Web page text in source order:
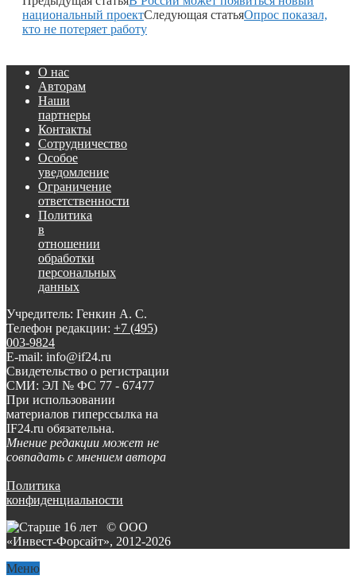
национальный проектСледующая статьяОпрос показал,
кто не потеряет работу
О нас
Авторам
Наши
партнеры
Контакты
Сотрудничество
Особое
уведомление
Ограничение
ответственности
Политика
в
отношении
обработки
персональных
данных
Учредитель: Генкин А. С.
Телефон редакции: +7 (495)
003-9824
E-mail: info@if24.ru
Свидетельство о регистрации
СМИ: ЭЛ № ФС 77 - 67477
При использовании
материалов гиперссылка на
IF24.ru обязательна.
Мнение редакции может не
совпадать с мнением автора
Политика
конфиденциальности
© ООО
«Инвест-Форсайт», 2012-2026
Меню